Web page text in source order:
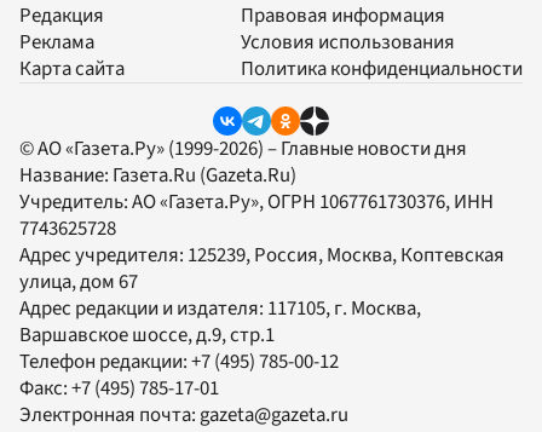
Редакция
Реклама
Карта сайта
Правовая информация
Условия использования
Политика конфиденциальности
© АО «Газета.Ру» (1999-2026) – Главные новости дня
Название: Газета.Ru (Gazeta.Ru)
Учредитель:АО «Газета.Ру», ОГРН 1067761730376, ИНН
7743625728
Адрес учредителя: 125239, Россия, Москва, Коптевская
улица, дом 67
Адрес редакции и издателя: 117105, г. Москва,
Варшавское шоссе, д.9, стр.1
Телефон редакции:+7 (495) 785-00-12
Факс:+7 (495) 785-17-01
Электронная почта:gazeta@gazeta.ru